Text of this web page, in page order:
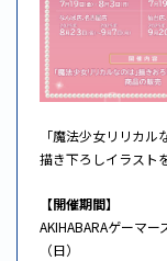
「魔法少女リリカ
描き下ろしイラスト
【開催期間】
AKIHABARAゲーマ
（日）